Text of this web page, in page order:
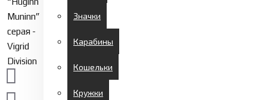
Значки
Карабины
Кошельки
Кружки